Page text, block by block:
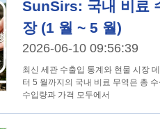
SunSirs: 국내 비료
장 (1 월 ~ 5 월)
2026-06-10 09:56:39
최신 세관 수출입 통계와 현물 시장
터 5 월까지의 국내 비료 무역은 총
수입량과 가격 모두에서